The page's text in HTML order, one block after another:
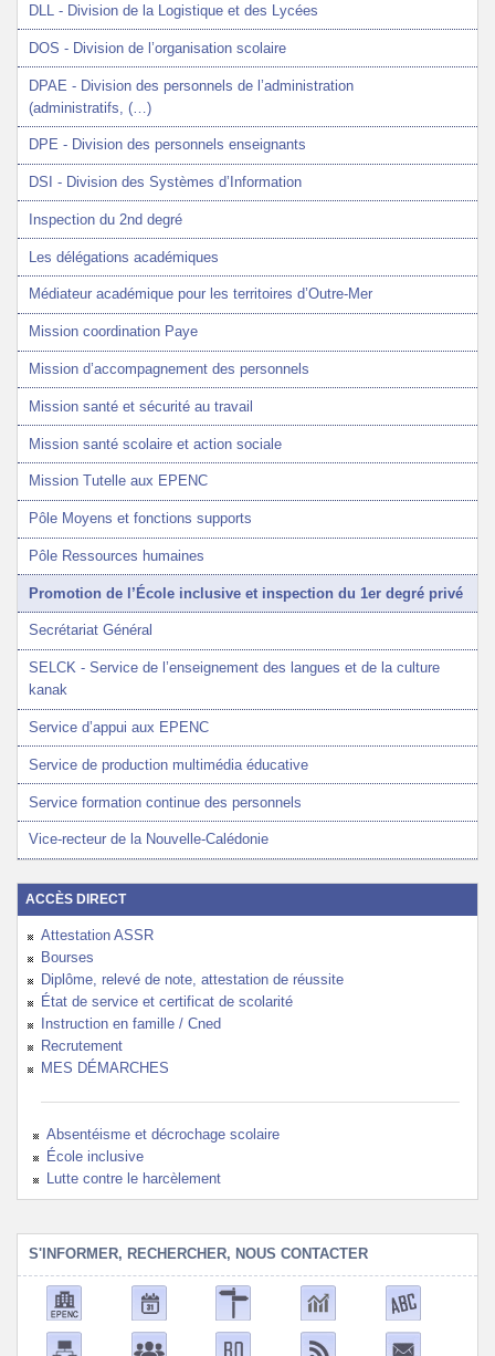
DLL - Division de la Logistique et des Lycées
DOS - Division de l’organisation scolaire
DPAE - Division des personnels de l’administration
(administratifs, (…)
DPE - Division des personnels enseignants
DSI - Division des Systèmes d’Information
Inspection du 2nd degré
Les délégations académiques
Médiateur académique pour les territoires d’Outre-Mer
Mission coordination Paye
Mission d’accompagnement des personnels
Mission santé et sécurité au travail
Mission santé scolaire et action sociale
Mission Tutelle aux EPENC
Pôle Moyens et fonctions supports
Pôle Ressources humaines
Promotion de l’École inclusive et inspection du 1er degré privé
Secrétariat Général
SELCK - Service de l’enseignement des langues et de la culture
kanak
Service d’appui aux EPENC
Service de production multimédia éducative
Service formation continue des personnels
Vice-recteur de la Nouvelle-Calédonie
ACCÈS DIRECT
Attestation ASSR
Bourses
Diplôme, relevé de note, attestation de réussite
État de service et certificat de scolarité
Instruction en famille / Cned
Recrutement
MES DÉMARCHES
Absentéisme et décrochage scolaire
École inclusive
Lutte contre le harcèlement
S'INFORMER, RECHERCHER, NOUS CONTACTER